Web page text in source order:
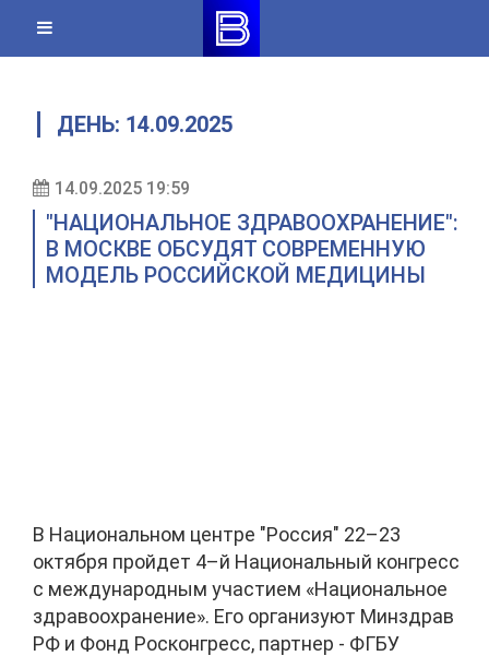
content
ДЕНЬ: 14.09.2025
14.09.2025 19:59
"НАЦИОНАЛЬНОЕ ЗДРАВООХРАНЕНИЕ":
В МОСКВЕ ОБСУДЯТ СОВРЕМЕННУЮ
МОДЕЛЬ РОССИЙСКОЙ МЕДИЦИНЫ
В Национальном центре "Россия" 22–23
октября пройдет 4–й Национальный конгресс
с международным участием «Национальное
здравоохранение». Его организуют Минздрав
РФ и Фонд Росконгресс, партнер - ФГБУ